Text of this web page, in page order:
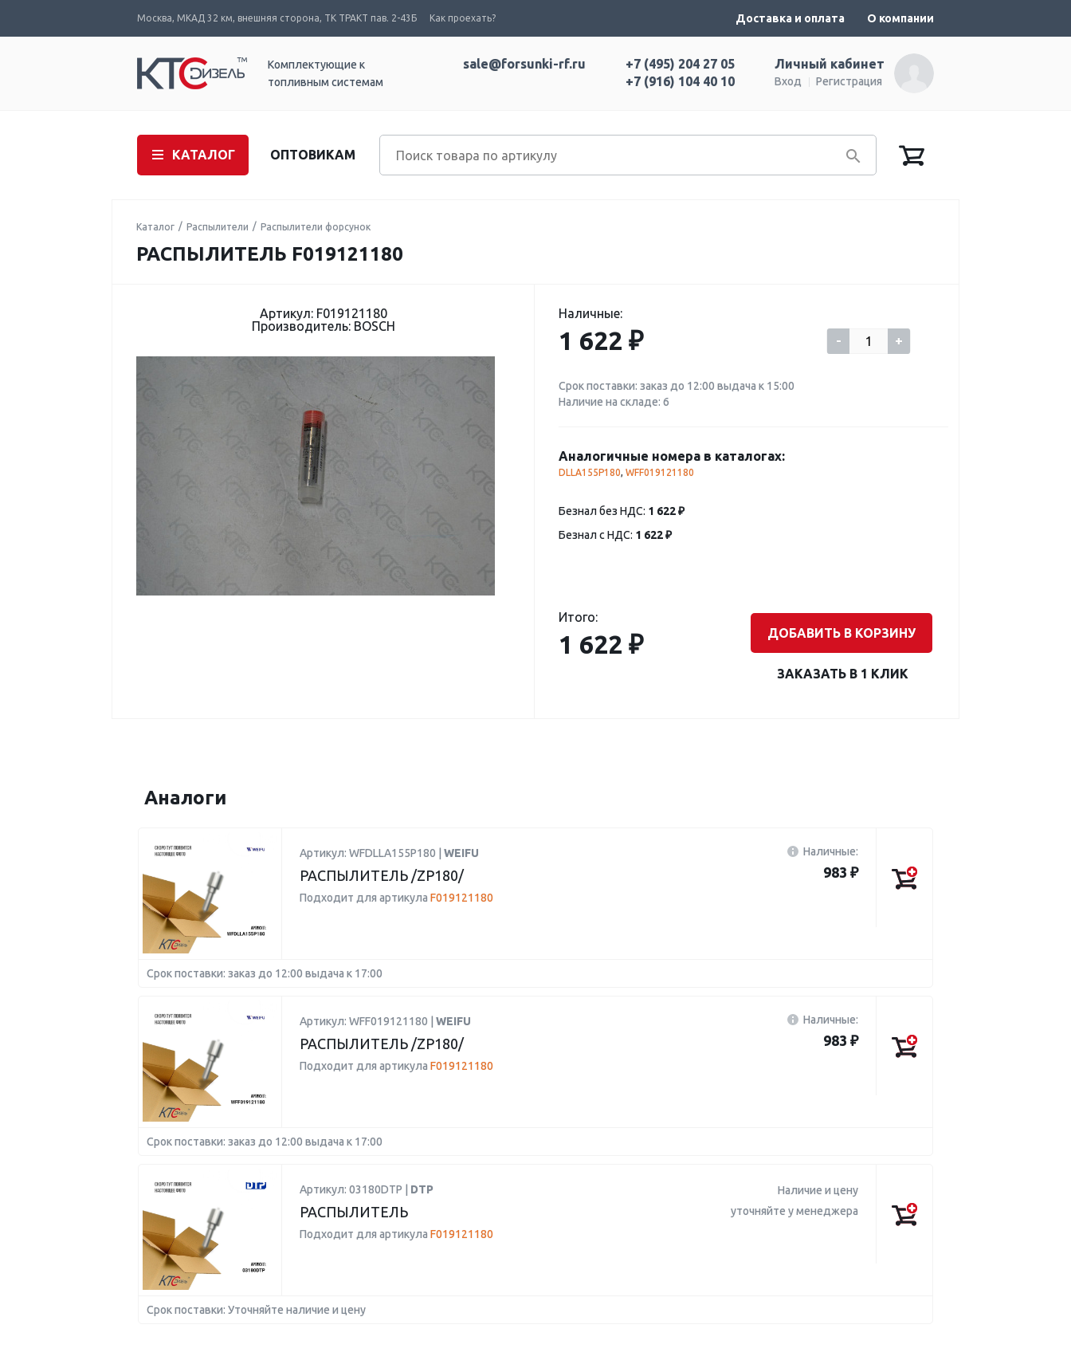
Москва, МКАД 32 км, внешняя сторона, ТК ТРАКТ пав. 2-43Б Как проехать? Доставка и оплата О компании
Комплектующие к
топливным системам
Личный кабинет
Вход Регистрация
+7 (495) 204 27 05
+7 (916) 104 40 10
sale@forsunki-rf.ru
КАТАЛОГ ОПТОВИКАМ
Каталог Распылители Распылители форсунок
РАСПЫЛИТЕЛЬ F019121180
Артикул: F019121180
Производитель: BOSCH
Наличные:
1 622 ₽ - +
Срок поставки: заказ до 12:00 выдача к 15:00
Наличие на складе: 6
Аналогичные номера в каталогах:
DLLA155P180, WFF019121180
Безнал без НДС: 1 622 ₽
Безнал с НДС: 1 622 ₽
Итого:
1 622 ₽ ДОБАВИТЬ В КОРЗИНУ
ЗАКАЗАТЬ В 1 КЛИК
Аналоги
Артикул: WFDLLA155P180 | WEIFU
РАСПЫЛИТЕЛЬ /ZP180/
Подходит для артикула F019121180
Наличные:
983 ₽
Срок поставки: заказ до 12:00 выдача к 17:00
Артикул: WFF019121180 | WEIFU
РАСПЫЛИТЕЛЬ /ZP180/
Подходит для артикула F019121180
Наличные:
983 ₽
Срок поставки: заказ до 12:00 выдача к 17:00
Артикул: 03180DTP | DTP
РАСПЫЛИТЕЛЬ
Подходит для артикула F019121180
Наличие и цену
уточняйте у менеджера
Срок поставки: Уточняйте наличие и цену